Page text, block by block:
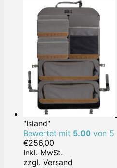
"Island"
Bewertet mit 5.00 von 5
€256,00
Inkl. MwSt.
zzgl. Versand